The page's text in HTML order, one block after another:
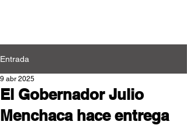
Entrada
El Gobernador Julio
Menchaca hace entrega
9 abr 2025